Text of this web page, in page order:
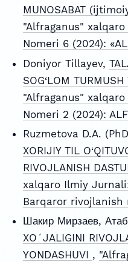
MUNOSABAT
"Alfraganus"
Nomeri 6 (2024):
Doniyor Tillayev,
SOG‘LOM
"Alfraganus"
Nomeri 2 (2024):
Ruzmetova D.A.
XORIJIY TIL
RIVOJLANISH
xalqaro Ilmiy
Barqaror rivojlanish
Шакир Мирзаев,
XOʻJALIGINI
YONDASHUVI ,